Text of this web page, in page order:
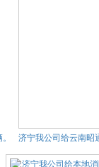
济宁我公司给云南昭